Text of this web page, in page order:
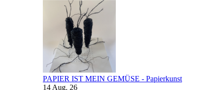
PAPIER IST MEIN GEMÜSE - Papierkunst
14 Aug. 26